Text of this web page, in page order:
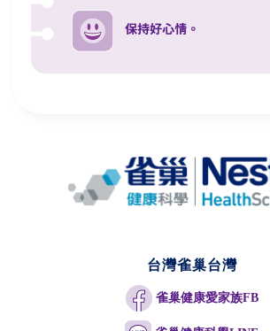
台灣雀巢台灣
雀巢健康愛家族FB